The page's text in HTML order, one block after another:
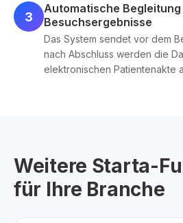
3
Automatische
Besuchsergebnisse
Das System sendet vor dem
nach Abschluss werden die
elektronischen Patientenakte
Weitere Starta-
für Ihre Branche